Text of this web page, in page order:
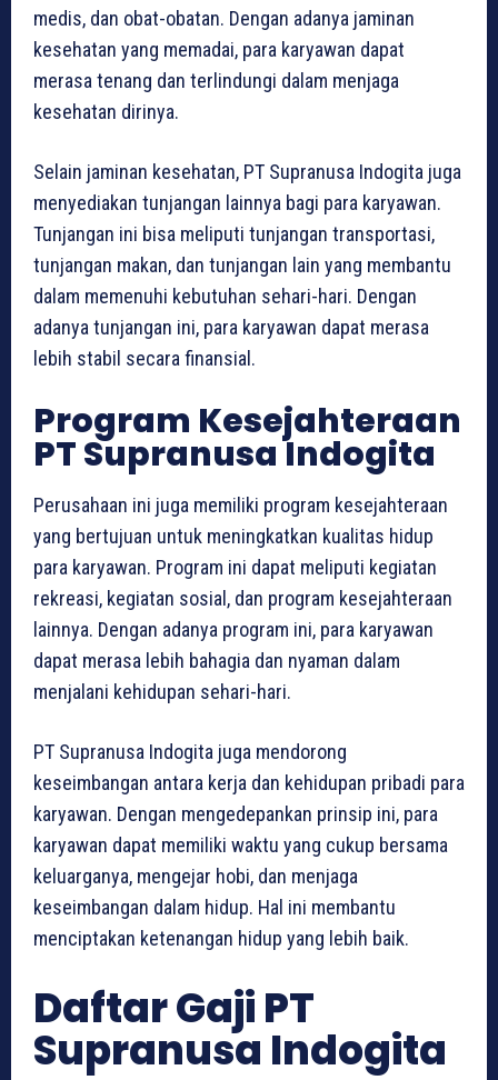
medis, dan obat-obatan. Dengan adanya jaminan
kesehatan yang memadai, para karyawan dapat
merasa tenang dan terlindungi dalam menjaga
kesehatan dirinya.
Selain jaminan kesehatan, PT Supranusa Indogita juga
menyediakan tunjangan lainnya bagi para karyawan.
Tunjangan ini bisa meliputi tunjangan transportasi,
tunjangan makan, dan tunjangan lain yang membantu
dalam memenuhi kebutuhan sehari-hari. Dengan
adanya tunjangan ini, para karyawan dapat merasa
lebih stabil secara finansial.
Program Kesejahteraan
PT Supranusa Indogita
Perusahaan ini juga memiliki program kesejahteraan
yang bertujuan untuk meningkatkan kualitas hidup
para karyawan. Program ini dapat meliputi kegiatan
rekreasi, kegiatan sosial, dan program kesejahteraan
lainnya. Dengan adanya program ini, para karyawan
dapat merasa lebih bahagia dan nyaman dalam
menjalani kehidupan sehari-hari.
PT Supranusa Indogita juga mendorong
keseimbangan antara kerja dan kehidupan pribadi para
karyawan. Dengan mengedepankan prinsip ini, para
karyawan dapat memiliki waktu yang cukup bersama
keluarganya, mengejar hobi, dan menjaga
keseimbangan dalam hidup. Hal ini membantu
menciptakan ketenangan hidup yang lebih baik.
Daftar Gaji PT
Supranusa Indogita